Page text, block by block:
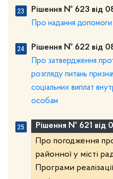
Рішення № 623 від
Про надання
Рішення № 622 від
Про затвердження
розгляду питань
соціальних виплат
особам
Рішення № 621 від
Про погодження
районної у місті
Програми